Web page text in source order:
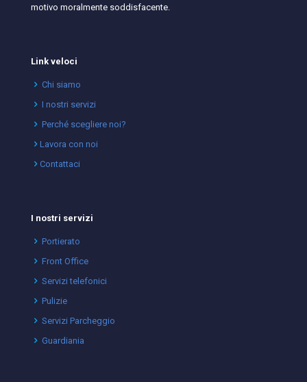
motivo moralmente soddisfacente.
Link veloci
Chi siamo
I nostri servizi
Perché scegliere noi?
Lavora con noi
Contattaci
I nostri servizi
Portierato
Front Office
Servizi telefonici
Pulizie
Servizi Parcheggio
Guardiania